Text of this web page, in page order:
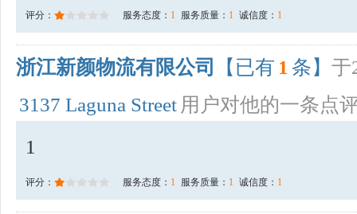
评分： 服务态度： 1 服务质量： 1 诚信度： 1
浙江新颜物流有限公司 【已有 1 条】 于
3137 Laguna Street 用户对他的一条点
1
评分： 服务态度： 1 服务质量： 1 诚信度： 1